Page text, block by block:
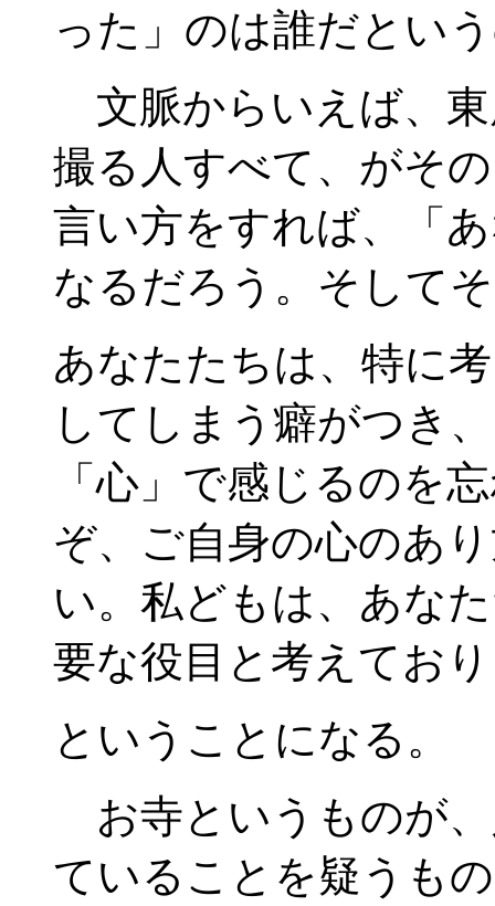
った」のは誰だとい
文脈からいえば、
撮る人すべて、がそ
言い方をすれば、「
なるだろう。そして
あなたたちは、特に
してしまう癖がつき
「心」で感じるのを
ぞ、ご自身の心のあ
い。私どもは、あな
要な役目と考えてお
ということになる。
お寺というものが
ていることを疑うも